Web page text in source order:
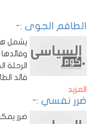
الطاقم الجوى :-
يشمل
قائد
المزيد
ضرر نفسي :-
ضرر